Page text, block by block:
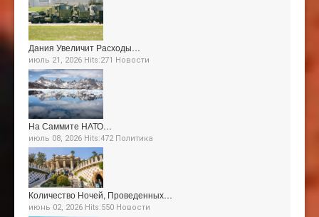
Дания Увеличит Расходы…
июль 21, 2026 Hits:271 Новости
На Саммите НАТО…
июль 08, 2026 Hits:472 Политика
Количество Ночей, Проведенных…
июнь 02, 2026 Hits:550 Новости